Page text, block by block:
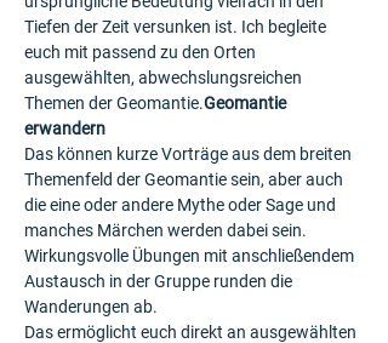
Tiefen der Zeit versunken ist. Ich begleite
euch mit passend zu den Orten
ausgewählten, abwechslungsreichen
Themen der Geomantie.Geomantie
erwandern
Das können kurze Vorträge aus dem breiten
Themenfeld der Geomantie sein, aber auch
die eine oder andere Mythe oder Sage und
manches Märchen werden dabei sein.
Wirkungsvolle Übungen mit anschließendem
Austausch in der Gruppe runden die
Wanderungen ab.
Das ermöglicht euch direkt an ausgewählten